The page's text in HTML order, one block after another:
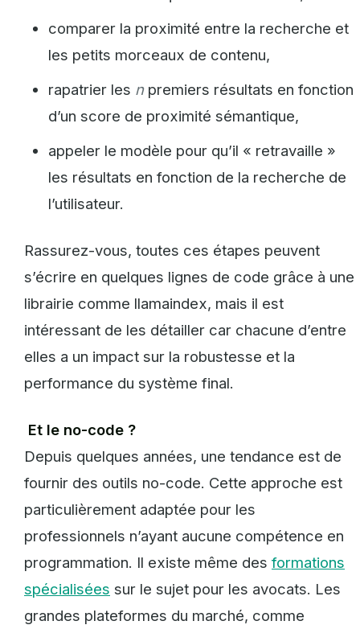
comparer la proximité entre la recherche et
les petits morceaux de contenu,
rapatrier les npremiers résultats en fonction
d’un score de proximité sémantique,
appeler le modèle pour qu’il « retravaille »
les résultats en fonction de la recherche de
l’utilisateur.
Rassurez-vous, toutes ces étapes peuvent
s’écrire en quelques lignes de code grâce à une
librairie comme llamaindex, mais il est
intéressant de les détailler car chacune d’entre
elles a un impact sur la robustesse et la
performance du système final.
Et le no-code ?
Depuis quelques années, une tendance est de
fournir des outils no-code. Cette approche est
particulièrement adaptée pour les
professionnels n’ayant aucune compétence en
programmation. Il existe même des formations
spécialisées sur le sujet pour les avocats. Les
grandes plateformes du marché, comme